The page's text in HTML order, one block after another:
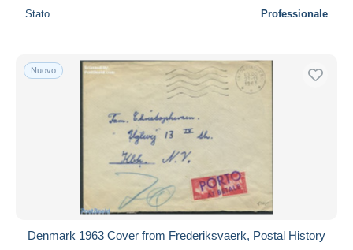
Stato Professionale
Nuovo
Denmark 1963 Cover from Frederiksvaerk, Postal History